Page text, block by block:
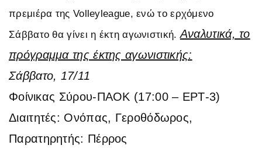
πρεμιέρα της Volleyleague, ενώ το ερχόμενο
Σάββατο θα γίνει η έκτη αγωνιστική.Αναλυτικά, το
πρόγραμμα της έκτης αγωνιστικής:
Σάββατο, 17/11
Φοίνικας Σύρου-ΠΑΟΚ (17:00 – ΕΡΤ-3)
Διαιτητές: Ονόπας, Γεροθόδωρος,
Παρατηρητής: Πέρρος